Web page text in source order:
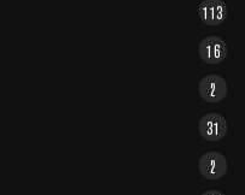
113
16
2
31
2